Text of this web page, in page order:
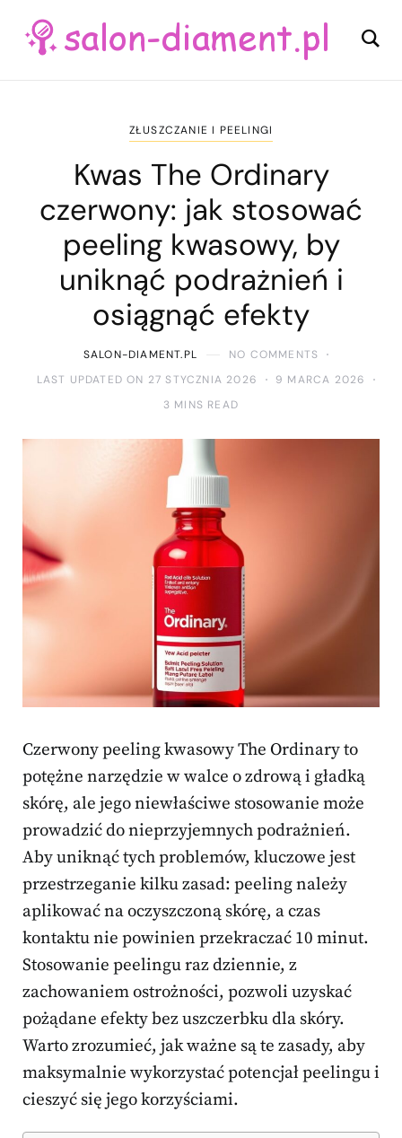
ZŁUSZCZANIE I PEELINGI
Kwas The Ordinary
czerwony: jak stosować
peeling kwasowy, by
uniknąć podrażnień i
osiągnąć efekty
SALON-DIAMENT.PL
NO COMMENTS
LAST UPDATED ON 27 STYCZNIA 2026
9 MARCA 2026
3 MINS READ
Czerwony peeling kwasowy The Ordinary to
potężne narzędzie w walce o zdrową i gładką
skórę, ale jego niewłaściwe stosowanie może
prowadzić do nieprzyjemnych podrażnień.
Aby uniknąć tych problemów, kluczowe jest
przestrzeganie kilku zasad: peeling należy
aplikować na oczyszczoną skórę, a czas
kontaktu nie powinien przekraczać 10 minut.
Stosowanie peelingu raz dziennie, z
zachowaniem ostrożności, pozwoli uzyskać
pożądane efekty bez uszczerbku dla skóry.
Warto zrozumieć, jak ważne są te zasady, aby
maksymalnie wykorzystać potencjał peelingu i
cieszyć się jego korzyściami.